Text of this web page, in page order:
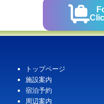
トップページ
施設案内
宿泊予約
周辺案内